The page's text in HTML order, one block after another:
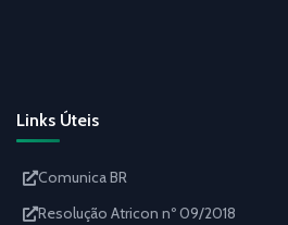
Links Úteis
Comunica BR
Resolução Atricon nº 09/2018